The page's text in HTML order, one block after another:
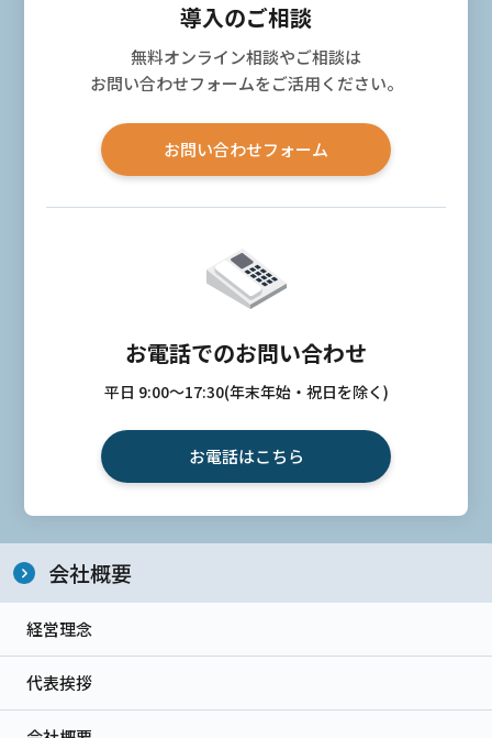
導入のご相談
無料オンライン相談やご相談は
お問い合わせフォームをご活用ください。
お問い合わせフォーム
お電話でのお問い合わせ
平日 9:00〜17:30(年末年始・祝日を除く)
お電話はこちら
会社概要
経営理念
代表挨拶